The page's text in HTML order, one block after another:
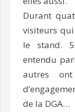
Durant
visiteurs
le stand.
entendu
autres
de la DGA…